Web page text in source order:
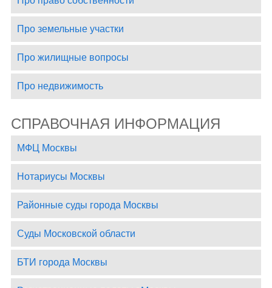
Про земельные участки
Про жилищные вопросы
Про недвижимость
СПРАВОЧНАЯ ИНФОРМАЦИЯ
МФЦ Москвы
Нотариусы Москвы
Районные суды города Москвы
Суды Московской области
БТИ города Москвы